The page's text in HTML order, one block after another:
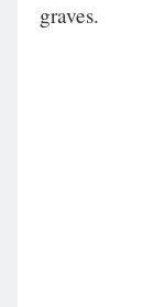
graves.